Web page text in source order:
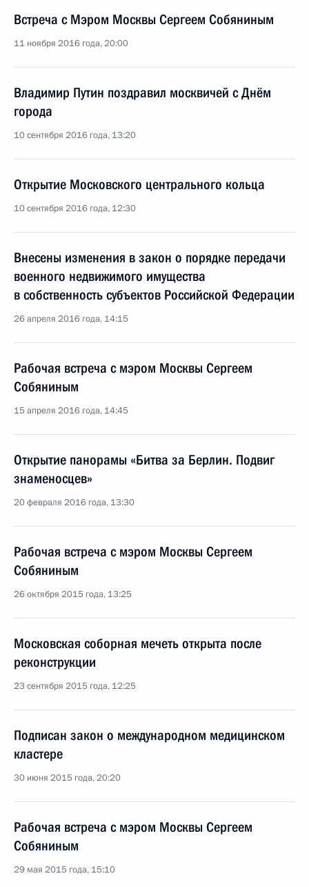
Встреча с Мэром Москвы Сергеем Собяниным
11 ноября 2016 года, 20:00
Владимир Путин поздравил москвичей с Днём
города
10 сентября 2016 года, 13:20
Открытие Московского центрального кольца
10 сентября 2016 года, 12:30
Внесены изменения в закон о порядке передачи
военного недвижимого имущества
в собственность субъектов Российской Федерации
26 апреля 2016 года, 14:15
Рабочая встреча с мэром Москвы Сергеем
Собяниным
15 апреля 2016 года, 14:45
Открытие панорамы «Битва за Берлин. Подвиг
знаменосцев»
20 февраля 2016 года, 13:30
Рабочая встреча с мэром Москвы Сергеем
Собяниным
26 октября 2015 года, 13:25
Московская соборная мечеть открыта после
реконструкции
23 сентября 2015 года, 12:25
Подписан закон о международном медицинском
кластере
30 июня 2015 года, 20:20
Рабочая встреча с мэром Москвы Сергеем
Собяниным
29 мая 2015 года, 15:10